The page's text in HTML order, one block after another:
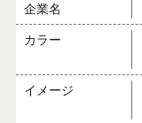
企業名
カラー
イメージ